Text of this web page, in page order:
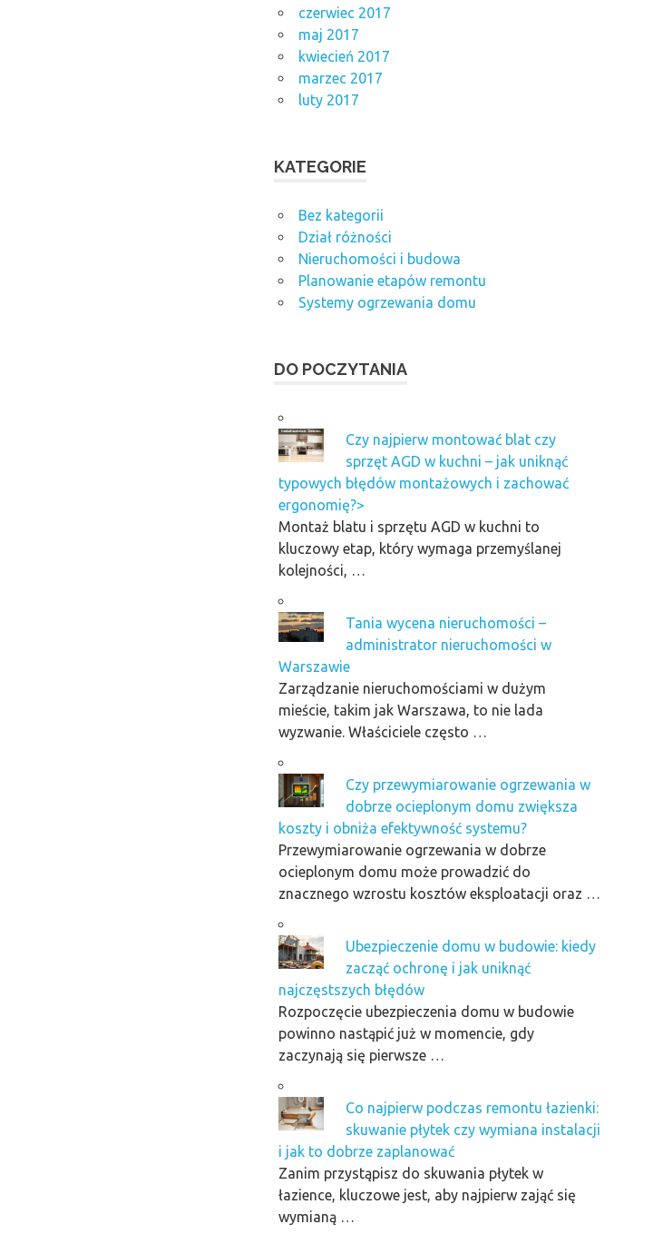
czerwiec 2017
maj 2017
kwiecień 2017
marzec 2017
luty 2017
KATEGORIE
Bez kategorii
Dział różności
Nieruchomości i budowa
Planowanie etapów remontu
Systemy ogrzewania domu
DO POCZYTANIA
Czy najpierw montować blat czy
sprzęt AGD w kuchni – jak uniknąć
typowych błędów montażowych i zachować
ergonomię?>
Montaż blatu i sprzętu AGD w kuchni to
kluczowy etap, który wymaga przemyślanej
kolejności, …
Tania wycena nieruchomości –
administrator nieruchomości w
Warszawie
Zarządzanie nieruchomościami w dużym
mieście, takim jak Warszawa, to nie lada
wyzwanie. Właściciele często …
Czy przewymiarowanie ogrzewania w
dobrze ocieplonym domu zwiększa
koszty i obniża efektywność systemu?
Przewymiarowanie ogrzewania w dobrze
ocieplonym domu może prowadzić do
znacznego wzrostu kosztów eksploatacji oraz …
Ubezpieczenie domu w budowie: kiedy
zacząć ochronę i jak uniknąć
najczęstszych błędów
Rozpoczęcie ubezpieczenia domu w budowie
powinno nastąpić już w momencie, gdy
zaczynają się pierwsze …
Co najpierw podczas remontu łazienki:
skuwanie płytek czy wymiana instalacji
i jak to dobrze zaplanować
Zanim przystąpisz do skuwania płytek w
łazience, kluczowe jest, aby najpierw zająć się
wymianą …